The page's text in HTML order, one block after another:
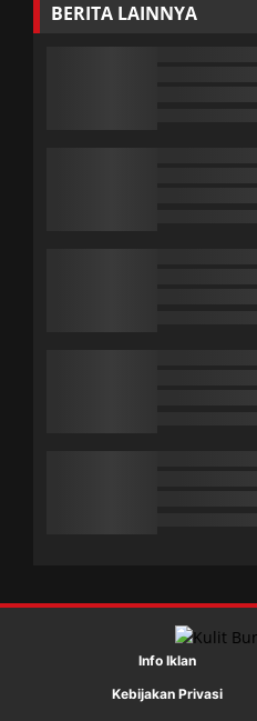
BERITA LAINNYA
Info Iklan
Kebijakan Privasi